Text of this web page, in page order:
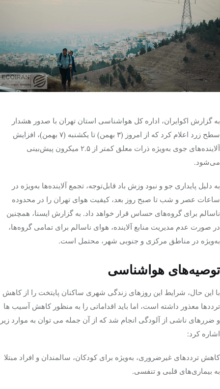
تک کده
پایگاه خبری آبان
خرید موتور ایمپلنت
به گزارش اکوایران، اداره کل هواشناسی استان تهران با صدور هشدار
سطح زرد اعلام کرد که از امروز (۳ بهمن) تا یکشنبه (۷ بهمن)، افزایش
آلاینده‌های جوی به‌ویژه ذرات معلق کمتر از ۲.۵ میکرون پیش‌بینی
می‌شود.
به دلیل پایداری جو و نبود وزش باد قابل‌توجه، تجمع آلاینده‌ها به‌ویژه در
ساعات عصر و شب تا صبح روز بعد، کیفیت هوای تهران را در محدوده
ناسالم برای گروه‌های حساس قرار خواهد داد. به گزارش ایسنا، همچنین
در صورت عدم مدیریت منابع آلاینده، هوای ناسالم برای تمامی گروه‌ها،
به‌ویژه در مناطق مرکزی و جنوبی شهر، محتمل است.
توصیه‌های هواشناسی
با این حال، شرایط این روزهای زندگی شهری ساکنان پایتخت را از کاهش
ترددها معذور داشته است،‌ اما باید اقداماتی را به منظور کاهش آسیب ها
و ضررهای ناشی از آلودگی انجام شد که از آن جمله می توان به موارد زیر
اشاره کرد:
کاهش ترددهای غیرضروری، به‌ویژه برای کودکان، سالمندان و افراد مبتلا
به بیماری‌های قلبی و تنفسی.